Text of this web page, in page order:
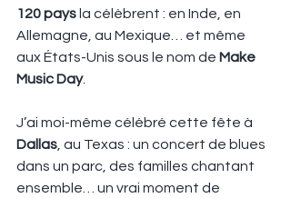
120 pays la célèbrent : en Inde, en
Allemagne, au Mexique… et même
aux États-Unis sous le nom de Make
Music Day.
J’ai moi-même célébré cette fête à
Dallas , au Texas : un concert de blues
dans un parc, des familles chantant
ensemble… un vrai moment de